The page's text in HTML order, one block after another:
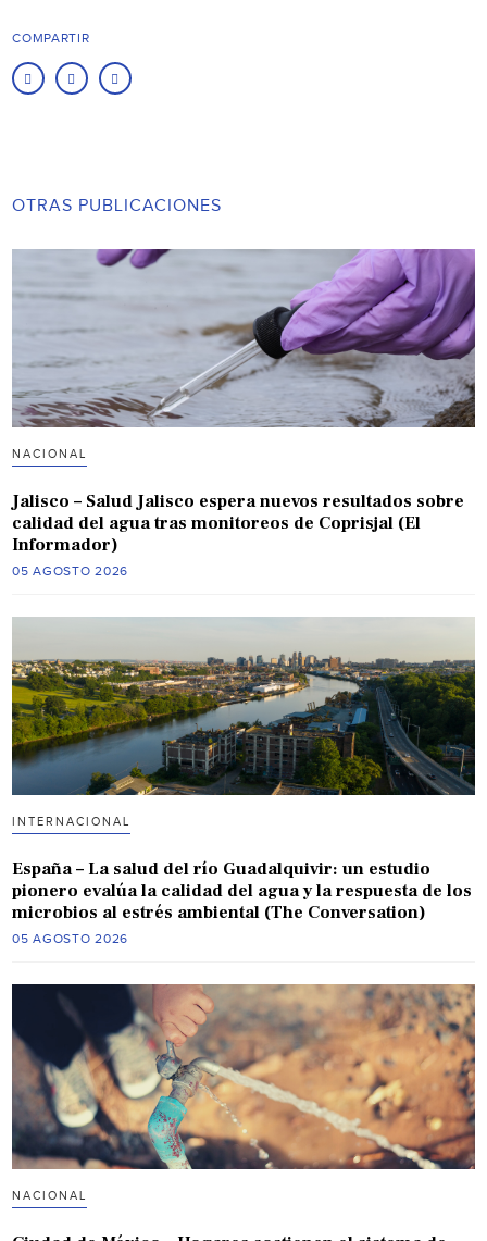
COMPARTIR
OTRAS PUBLICACIONES
NACIONAL
Jalisco – Salud Jalisco espera nuevos resultados sobre
calidad del agua tras monitoreos de Coprisjal (El
Informador)
05 AGOSTO 2026
INTERNACIONAL
España – La salud del río Guadalquivir: un estudio
pionero evalúa la calidad del agua y la respuesta de los
microbios al estrés ambiental (The Conversation)
05 AGOSTO 2026
NACIONAL